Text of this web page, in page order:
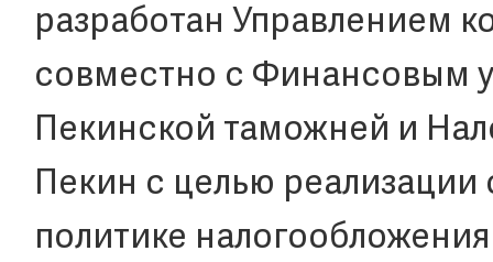
разработан Управлением
совместно с Финансовым
Пекинской таможней и
Пекин с целью
политике